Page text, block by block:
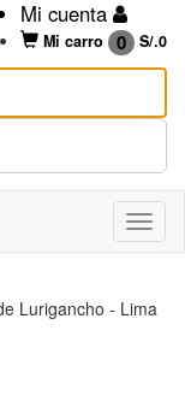
Mi cuenta
Mi carro 0 S/.0
Lurigancho - Lima